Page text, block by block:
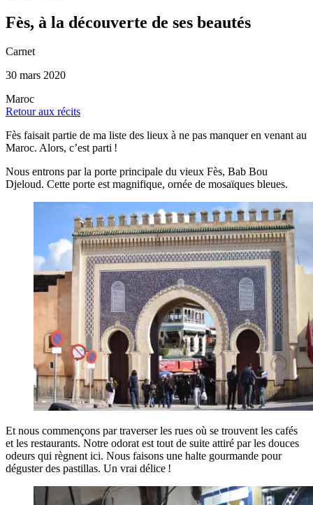
Fès, à la découverte de ses beautés
Carnet
30 mars 2020
Maroc
Retour aux récits
Fès faisait partie de ma liste des lieux à ne pas manquer en venant au
Maroc. Alors, c’est parti !
Nous entrons par la porte principale du vieux Fès, Bab Bou
Djeloud. Cette porte est magnifique, ornée de mosaïques bleues.
Et nous commençons par traverser les rues où se trouvent les cafés
et les restaurants. Notre odorat est tout de suite attiré par les douces
odeurs qui règnent ici. Nous faisons une halte gourmande pour
déguster des pastillas. Un vrai délice !